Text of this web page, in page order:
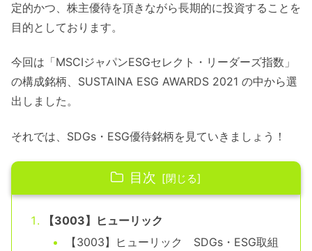
定的かつ、株主優待を頂きながら長期的に投資することを
目的としております。
今回は「MSCIジャパンESGセレクト・リーダーズ指数」
の構成銘柄、SUSTAINA ESG AWARDS 2021 の中から選
出しました。
それでは、SDGs・ESG優待銘柄を見ていきましょう！
目次
【3003】ヒューリック
【3003】ヒューリック SDGs・ESG取組